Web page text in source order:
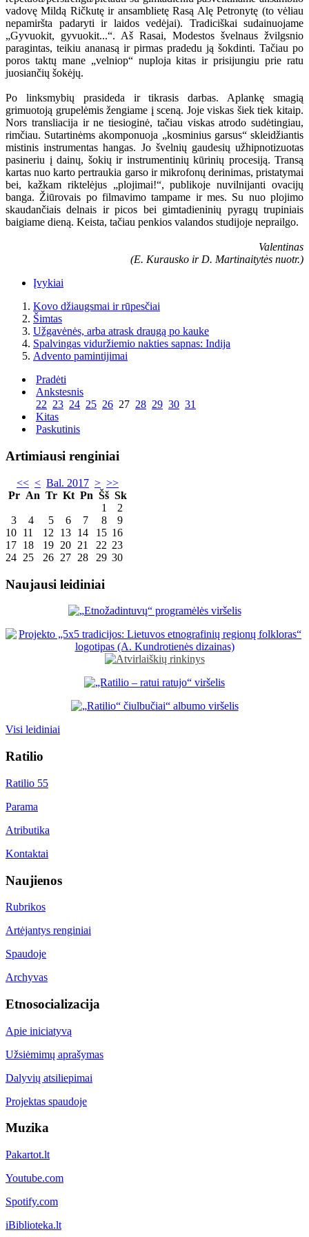
vadovę Mildą Ričkutę ir ansamblietę Rasą Alę Petronytę (to vėliau
nepamiršta padaryti ir laidos vedėjai). Tradiciškai sudainuojame
„Gyvuokit, gyvuokit...“. Aš Rasai, Modestos švelnaus žvilgsnio
paragintas, teikiu ananasą ir pirmas pradedu ją šokdinti. Tačiau po
poros taktų mane „velniop“ nuploja kitas ir prisijungiu prie ratu
juosiančių šokėjų.
Po linksmybių prasideda ir tikrasis darbas. Aplankę smagią
grimuotoją grupelėmis žengiame į sceną. Joje viskas šiek tiek kitaip.
Nors transliacija ir ne tiesioginė, tačiau viskas atrodo sudėtingiau,
rimčiau. Sutartinėms akomponuoja „kosminius garsus“ skleidžiantis
mistinis instrumentas hangas. Jo švelnių gaudesių užhipnotizuotas
pasineriu į dainų, šokių ir instrumentinių kūrinių procesiją. Transą
kartas nuo karto pertraukia garso ir mikrofonų derinimas, pristatymai
bei, kažkam riktelėjus „plojimai!“, publikoje nuvilnijanti ovacijų
banga. Žiūrovais po filmavimo tampame ir mes. Su nuo plojimo
skaudančiais delnais ir picos bei gimtadieninių pyragų trupiniais
baigiame dieną. Keista, tačiau penkios valandos studijoje neprailgo.
Valentinas
(E. Kurausko ir D. Martinaitytės nuotr.)
Įvykiai
Kovo džiaugsmai ir rūpesčiai
Šimtas
Užgavėnės, arba atrask draugą po kauke
Spalvingas viduržiemio nakties sapnas: Indija
Advento pamintijimai
Pradėti
Ankstesnis
22 23 24 25 26 27 28 29 30 31
Kitas
Paskutinis
Artimiausi renginiai
<< < Bal. 2017 > >>
Pr An Tr Kt Pn Šš Sk
1
2
3
4 5 6 7 8
9
10 11 12 13 14 15 16
17 18 19 20 21 22 23
24 25 26 27 28 29 30
Naujausi leidiniai
Visi leidiniai
Ratilio
Ratilio 55
Parama
Atributika
Kontaktai
Naujienos
Rubrikos
Artėjantys renginiai
Spaudoje
Archyvas
Etnosocializacija
Apie iniciatyvą
Užsiėmimų aprašymas
Dalyvių atsiliepimai
Projektas spaudoje
Muzika
Pakartot.lt
Youtube.com
Spotify.com
iBiblioteka.lt